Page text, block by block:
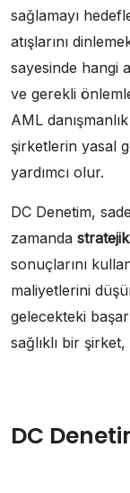
sağlamayı
atışlarını
sayesinde hangi
ve gerekli
AML
şirketlerin yasal
yardımcı olur.
DC Denetim,
zamanda
sonuçlarını
maliyetlerini
gelecekteki
sağlıklı bir
DC